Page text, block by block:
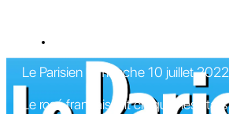
Le Parisien Dimanche 10 juillet 2022
Le rosé français fait craquer les stars